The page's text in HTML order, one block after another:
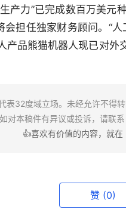
产力”已完成数百万美元
担任独家财务顾问。“
产品熊猫机器人现已对外
表32度域立场。未经允许不得
如对本稿件有异议或投诉，请联系
👍喜欢有价值的内容，就在
赞 (0)